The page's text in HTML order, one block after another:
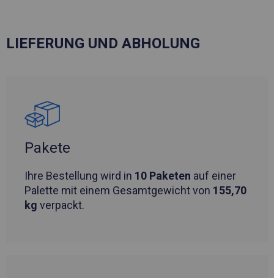
LIEFERUNG UND ABHOLUNG
Pakete
Ihre Bestellung wird in 10 Paketen auf einer
Palette mit einem Gesamtgewicht von 155,70
kg verpackt.